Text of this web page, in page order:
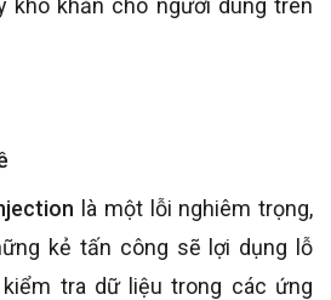
là một lỗi nghiêm trọng,
kẻ tấn công sẽ lợi dụng lỗ
tra dữ liệu trong các ứng